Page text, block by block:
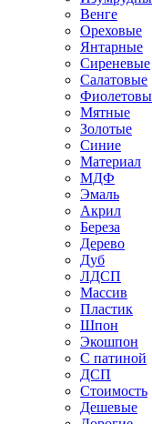
Венге
Ореховые
Янтарные
Сиреневые
Салатовые
Мятные
Золотые
Синие
Материал
МДФ
Эмаль
Акрил
Береза
Дерево
Дуб
ЛДСП
Массив
Пластик
Шпон
Экошпон
С патиной
ДСП
Стоимость
Дешевые